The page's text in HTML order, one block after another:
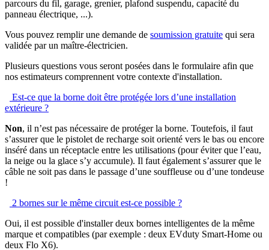
parcours du fil, garage, grenier, plafond suspendu, capacité du
panneau électrique, ...).
Vous pouvez remplir une demande de soumission gratuite qui sera
validée par un maître-électricien.
Plusieurs questions vous seront posées dans le formulaire afin que
nos estimateurs comprennent votre contexte d'installation.
Est-ce que la borne doit être protégée lors d’une installation
extérieure ?
Non, il n’est pas nécessaire de protéger la borne. Toutefois, il faut
s’assurer que le pistolet de recharge soit orienté vers le bas ou encore
inséré dans un réceptacle entre les utilisations (pour éviter que l’eau,
la neige ou la glace s’y accumule). Il faut également s’assurer que le
câble ne soit pas dans le passage d’une souffleuse ou d’une tondeuse
!
2 bornes sur le même circuit est-ce possible ?
Oui, il est possible d'installer deux bornes intelligentes de la même
marque et compatibles (par exemple : deux EVduty Smart-Home ou
deux Flo X6).